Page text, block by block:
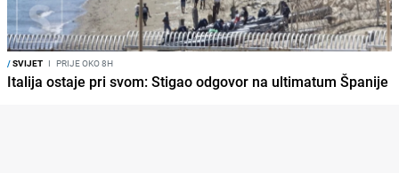
/SVIJET I PRIJE OKO 8H
Italija ostaje pri svom: Stigao odgovor na ultimatum Španije